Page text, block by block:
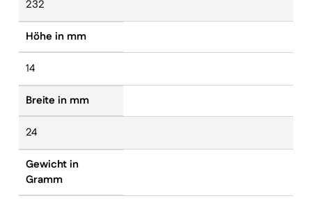
232
Höhe in mm
14
Breite in mm
24
Gewicht in
Gramm